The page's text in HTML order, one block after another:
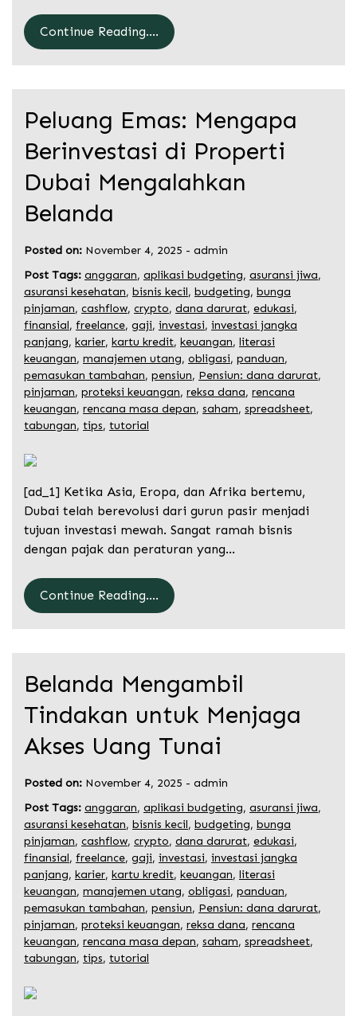
Continue Reading....
Peluang Emas: Mengapa
Berinvestasi di Properti
Dubai Mengalahkan
Belanda
Posted on: November 4, 2025 - admin
Post Tags: anggaran, aplikasi budgeting, asuransi jiwa,
asuransi kesehatan, bisnis kecil, budgeting, bunga
pinjaman, cashflow, crypto, dana darurat, edukasi,
finansial, freelance, gaji, investasi, investasi jangka
panjang, karier, kartu kredit, keuangan, literasi
keuangan, manajemen utang, obligasi, panduan,
pemasukan tambahan, pensiun, Pensiun: dana darurat,
pinjaman, proteksi keuangan, reksa dana, rencana
keuangan, rencana masa depan, saham, spreadsheet,
tabungan, tips, tutorial
[ad_1] Ketika Asia, Eropa, dan Afrika bertemu,
Dubai telah berevolusi dari gurun pasir menjadi
tujuan investasi mewah. Sangat ramah bisnis
dengan pajak dan peraturan yang…
Continue Reading....
Belanda Mengambil
Tindakan untuk Menjaga
Akses Uang Tunai
Posted on: November 4, 2025 - admin
Post Tags: anggaran, aplikasi budgeting, asuransi jiwa,
asuransi kesehatan, bisnis kecil, budgeting, bunga
pinjaman, cashflow, crypto, dana darurat, edukasi,
finansial, freelance, gaji, investasi, investasi jangka
panjang, karier, kartu kredit, keuangan, literasi
keuangan, manajemen utang, obligasi, panduan,
pemasukan tambahan, pensiun, Pensiun: dana darurat,
pinjaman, proteksi keuangan, reksa dana, rencana
keuangan, rencana masa depan, saham, spreadsheet,
tabungan, tips, tutorial